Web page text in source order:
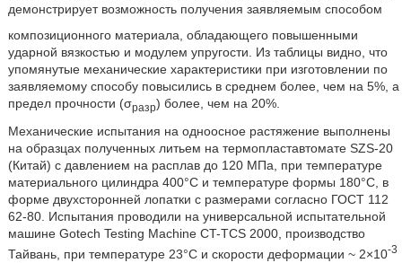
демонстрирует возможность получения заявляемым способом
композиционного материала, обладающего повышенными
ударной вязкостью и модулем упругости. Из таблицы видно, что
упомянутые механические характеристики при изготовлении по
заявляемому способу повысились в среднем более, чем на 5%, а
предел прочности (σразр) более, чем на 20%.
Механические испытания на одноосное растяжение выполнены
на образцах полученных литьем на термопластавтомате SZS-20
(Китай) с давлением на расплав до 120 МПа, при температуре
материального цилиндра 400°С и температуре формы 180°С, в
форме двухсторонней лопатки с размерами согласно ГОСТ 112
62-80. Испытания проводили на универсальной испытательной
машине Gotech Testing Machine CT-TCS 2000, производство
Тайвань, при температуре 23°С и скорости деформации ~ 2×10-3